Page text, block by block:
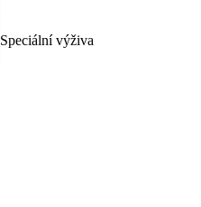
Speciální výživa